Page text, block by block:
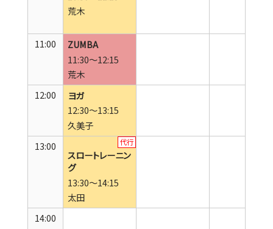
荒木
11:00
11:30～12:15
ZUMBA
荒木
12:00
12:30～13:15
ヨガ
久美子
13:00
13:30～14:15
スロートレーニン
グ
太田
14:00